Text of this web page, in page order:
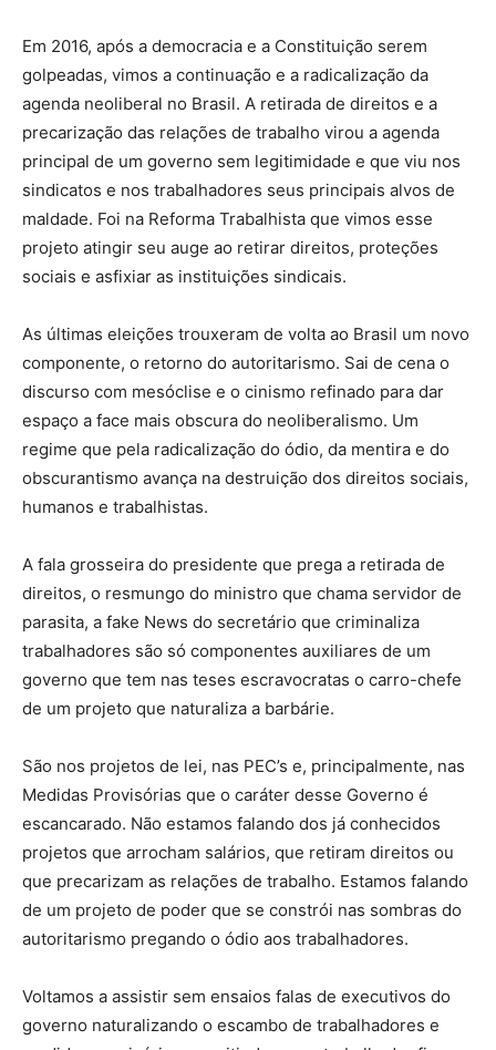
Em 2016, após a democracia e a Constituição serem
golpeadas, vimos a continuação e a radicalização da
agenda neoliberal no Brasil. A retirada de direitos e a
precarização das relações de trabalho virou a agenda
principal de um governo sem legitimidade e que viu nos
sindicatos e nos trabalhadores seus principais alvos de
maldade. Foi na Reforma Trabalhista que vimos esse
projeto atingir seu auge ao retirar direitos, proteções
sociais e asfixiar as instituições sindicais.
As últimas eleições trouxeram de volta ao Brasil um novo
componente, o retorno do autoritarismo. Sai de cena o
discurso com mesóclise e o cinismo refinado para dar
espaço a face mais obscura do neoliberalismo. Um
regime que pela radicalização do ódio, da mentira e do
obscurantismo avança na destruição dos direitos sociais,
humanos e trabalhistas.
A fala grosseira do presidente que prega a retirada de
direitos, o resmungo do ministro que chama servidor de
parasita, a fake News do secretário que criminaliza
trabalhadores são só componentes auxiliares de um
governo que tem nas teses escravocratas o carro-chefe
de um projeto que naturaliza a barbárie.
São nos projetos de lei, nas PEC’s e, principalmente, nas
Medidas Provisórias que o caráter desse Governo é
escancarado. Não estamos falando dos já conhecidos
projetos que arrocham salários, que retiram direitos ou
que precarizam as relações de trabalho. Estamos falando
de um projeto de poder que se constrói nas sombras do
autoritarismo pregando o ódio aos trabalhadores.
Voltamos a assistir sem ensaios falas de executivos do
governo naturalizando o escambo de trabalhadores e